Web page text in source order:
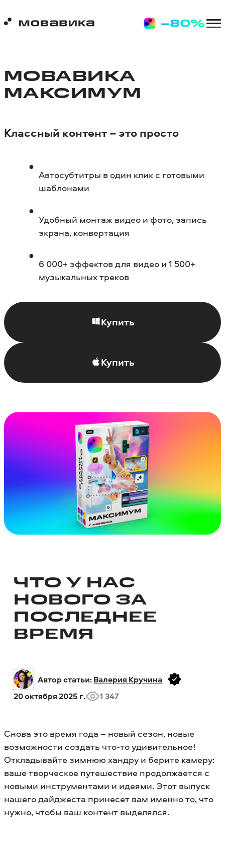
МОВАВИКА
МАКСИМУМ
Классный контент – это просто
Автосубтитры в один клик с готовыми
шаблонами
Удобный монтаж видео и фото, запись
экрана, конвертация
6 000+ эффектов для видео и 1 500+
музыкальных треков
Купить
Купить
ЧТО У НАС
НОВОГО ЗА
ПОСЛЕДНЕЕ
ВРЕМЯ
Автор статьи: Валерия Кручина
20 октября 2025 г.
1 347
Снова это время года – новый сезон, новые
возможности создать что-то удивительное!
Откладывайте зимнюю хандру и берите камеру:
ваше творческое путешествие продолжается с
новыми инструментами и идеями. Этот выпуск
нашего дайджеста принесет вам именно то, что
нужно, чтобы ваш контент выделялся.